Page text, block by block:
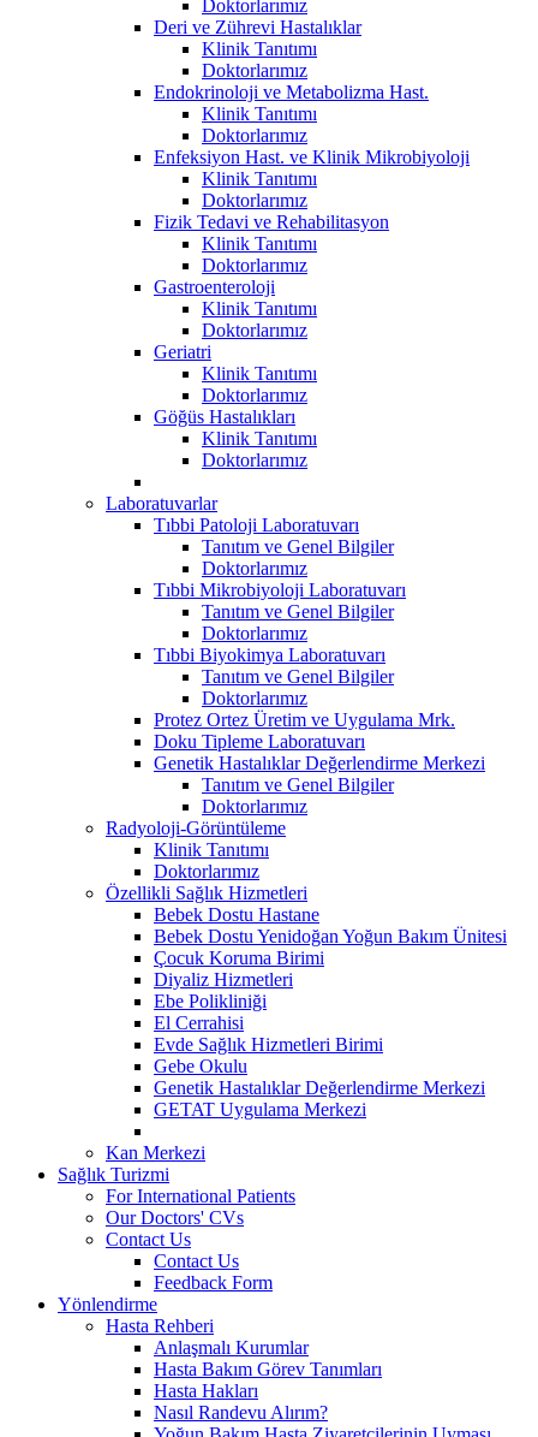
Doktorlarımız
Deri ve Zührevi Hastalıklar
Klinik Tanıtımı
Doktorlarımız
Endokrinoloji ve Metabolizma Hast.
Klinik Tanıtımı
Doktorlarımız
Enfeksiyon Hast. ve Klinik Mikrobiyoloji
Klinik Tanıtımı
Doktorlarımız
Fizik Tedavi ve Rehabilitasyon
Klinik Tanıtımı
Doktorlarımız
Gastroenteroloji
Klinik Tanıtımı
Doktorlarımız
Geriatri
Klinik Tanıtımı
Doktorlarımız
Göğüs Hastalıkları
Klinik Tanıtımı
Doktorlarımız
Laboratuvarlar
Tıbbi Patoloji Laboratuvarı
Tanıtım ve Genel Bilgiler
Doktorlarımız
Tıbbi Mikrobiyoloji Laboratuvarı
Tanıtım ve Genel Bilgiler
Doktorlarımız
Tıbbi Biyokimya Laboratuvarı
Tanıtım ve Genel Bilgiler
Doktorlarımız
Protez Ortez Üretim ve Uygulama Mrk.
Doku Tipleme Laboratuvarı
Genetik Hastalıklar Değerlendirme Merkezi
Tanıtım ve Genel Bilgiler
Doktorlarımız
Radyoloji-Görüntüleme
Klinik Tanıtımı
Doktorlarımız
Özellikli Sağlık Hizmetleri
Bebek Dostu Hastane
Bebek Dostu Yenidoğan Yoğun Bakım Ünitesi
Çocuk Koruma Birimi
Diyaliz Hizmetleri
Ebe Polikliniği
El Cerrahisi
Evde Sağlık Hizmetleri Birimi
Gebe Okulu
Genetik Hastalıklar Değerlendirme Merkezi
GETAT Uygulama Merkezi
Kan Merkezi
Sağlık Turizmi
For International Patients
Our Doctors' CVs
Contact Us
Contact Us
Feedback Form
Yönlendirme
Hasta Rehberi
Anlaşmalı Kurumlar
Hasta Bakım Görev Tanımları
Hasta Hakları
Nasıl Randevu Alırım?